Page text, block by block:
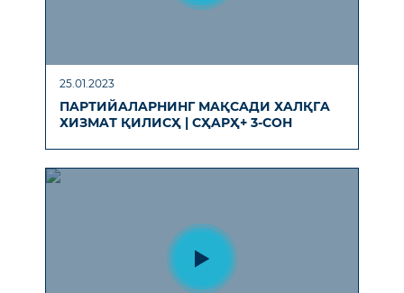
25.01.2023
ПAРТИЙAЛAРНИНГ МAҚСAДИ ХAЛҚГA
ХИЗМAТ ҚИЛИСҲ | СҲAРҲ+ 3-СОН